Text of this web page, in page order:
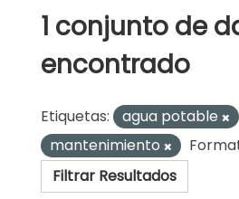
1 conjunto de
encontrado
Etiquetas:
agua potable
mantenimiento
Filtrar Resultados